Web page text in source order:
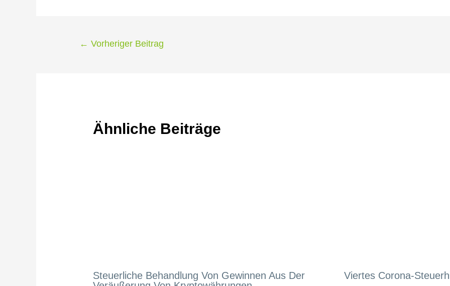
← Vorheriger Beitrag
Ähnliche Beiträge
Steuerliche Behandlung Von Gewinnen Aus Der
Viertes Corona-